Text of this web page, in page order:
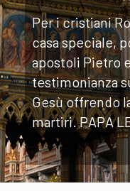
Per i cristiani
casa speciale,
apostoli Pietro
testimonianza
Gesù offrendo
martiri. PAPA